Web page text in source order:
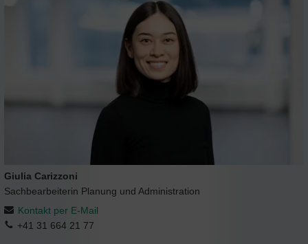
Giulia Carizzoni
Sachbearbeiterin Planung und Administration
Kontakt per E-Mail
+41 31 664 21 77